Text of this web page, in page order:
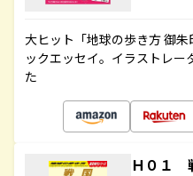
大ヒット「地球の歩き方 御
ックエッセイ。イラストレー
た
Ｈ０１